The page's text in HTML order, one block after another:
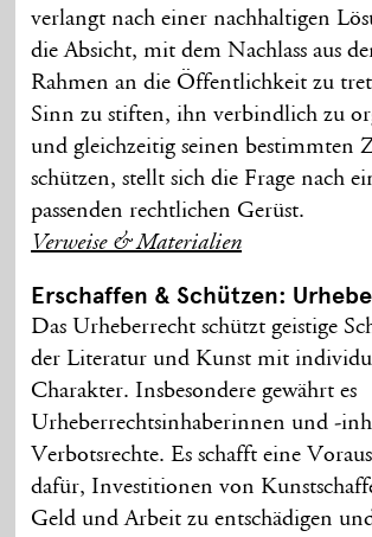
verlangt nach einer nachhaltigen
die Absicht, mit dem Nachlass aus
Rahmen an die Öffentlichkeit zu
Sinn zu stiften, ihn verbindlich zu
und gleichzeitig seinen bestimmten
schützen, stellt sich die Frage nach
passenden rechtlichen Gerüst.
Verweise & Materialien
Erschaffen & Schützen:
Das Urheberrecht schützt geistige
der Literatur und Kunst mit
Charakter. Insbesondere gewährt es
Urheberrechtsinhaberinnen und -
Verbotsrechte. Es schafft eine
dafür, Investitionen von
Geld und Arbeit zu entschädigen